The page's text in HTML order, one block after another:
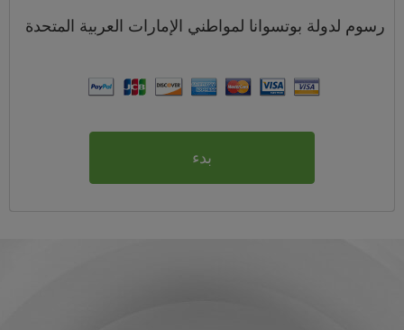
رسوم لدولة بوتسوانا لمواطني الإمارات العربية المتحدة
بدء